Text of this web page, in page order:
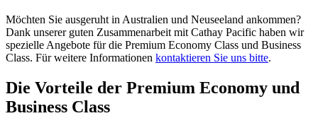
Möchten Sie ausgeruht in Australien und Neuseeland ankommen?
Dank unserer guten Zusammenarbeit mit Cathay Pacific haben wir
spezielle Angebote für die Premium Economy Class und Business
Class. Für weitere Informationen kontaktieren Sie uns bitte.
Die Vorteile der Premium Economy und
Business Class